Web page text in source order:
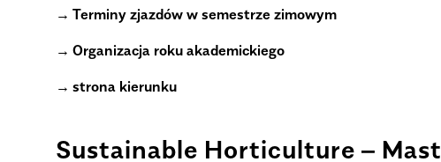
Terminy zjazdów w semestrze zimowym
Organizacja roku akademickiego
strona kierunku
Sustainable Horticulture –